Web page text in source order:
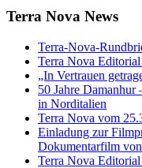
Terra Nova News
Terra-Nova-
Terra Nova
„In Vertrauen
50 Jahre Damanhur
in Norditalien
Terra Nova vom
Einladung zur
Dokumentarfilm
Terra Nova